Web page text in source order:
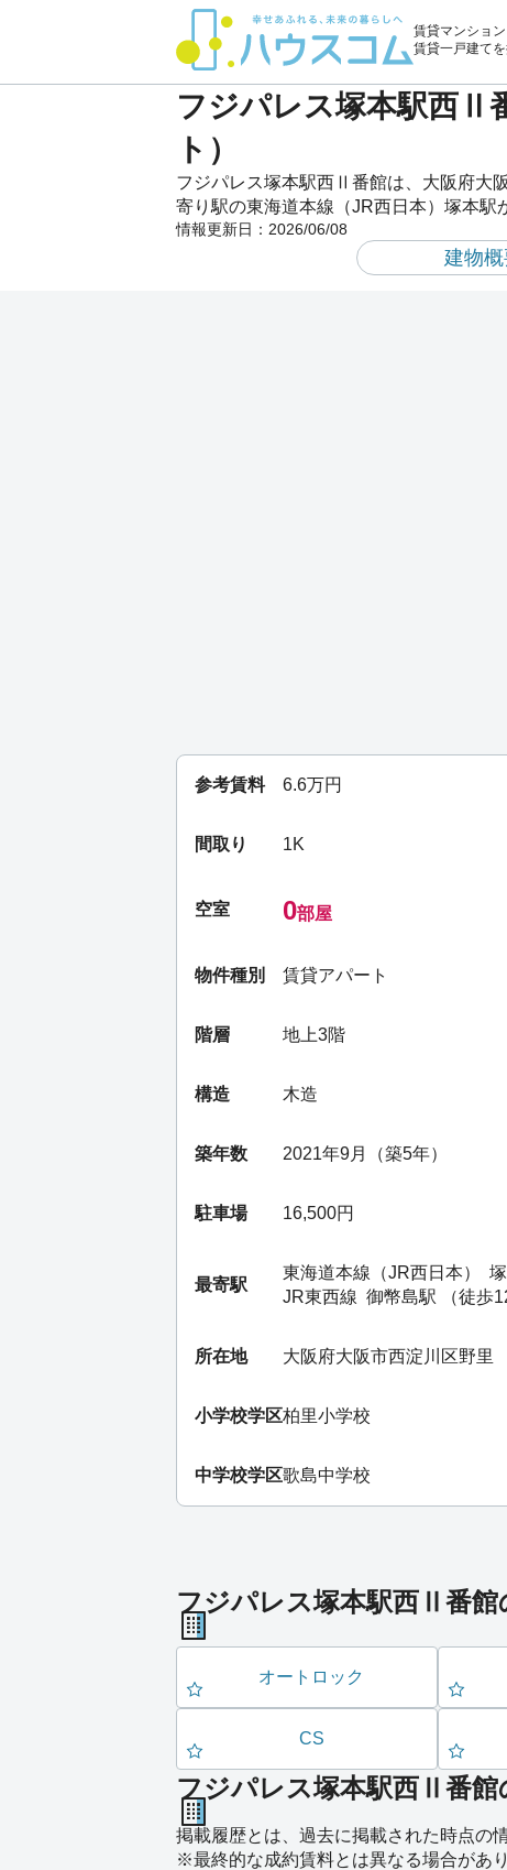
賃貸マンショ
賃貸一戸建てを
フジパレス塚本駅西Ⅱ
ト）
フジパレス塚本駅西Ⅱ番館は、大阪府大
寄り駅の東海道本線（JR西日本）塚本駅
情報更新日： 2026/06/08
建物
参考賃料 6.6万円
間取り 1K
空室 0部屋
物件種別 賃貸アパート
階層 地上3階
構造 木造
築年数 2021年9月（築5年）
駐車場 16,500円
最寄駅
東海道本線（JR西日本）
JR東西線 御幣島駅 （徒歩
所在地 大阪府大阪市西淀川区野里
小学校学区柏里小学校
中学校学区歌島中学校
フジパレス塚本駅西Ⅱ番館
オートロック
CS
フジパレス塚本駅西Ⅱ番館
掲載履歴とは、過去に掲載された時点の
※最終的な成約賃料とは異なる場合があ